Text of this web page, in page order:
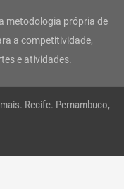
b
e
a
p
metodologia própria de
a competitividade,
e atividades.
Recife. Pernambuco,